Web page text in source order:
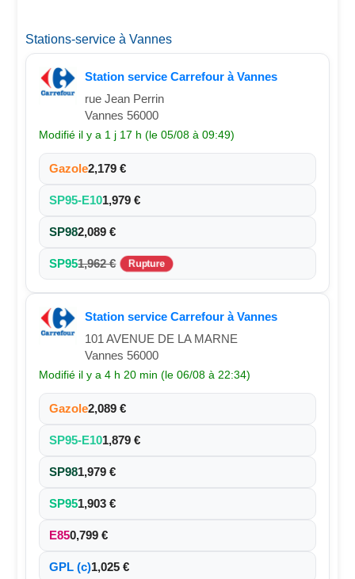
Stations-service à Vannes
Station service Carrefour à Vannes
rue Jean Perrin
Vannes 56000
Modifié il y a 1 j 17 h (le 05/08 à 09:49)
Gazole2,179 €
SP95-E101,979 €
SP982,089 €
SP951,962 € Rupture
Station service Carrefour à Vannes
101 AVENUE DE LA MARNE
Vannes 56000
Modifié il y a 4 h 20 min (le 06/08 à 22:34)
Gazole2,089 €
SP95-E101,879 €
SP981,979 €
SP951,903 €
E850,799 €
GPL (c)1,025 €